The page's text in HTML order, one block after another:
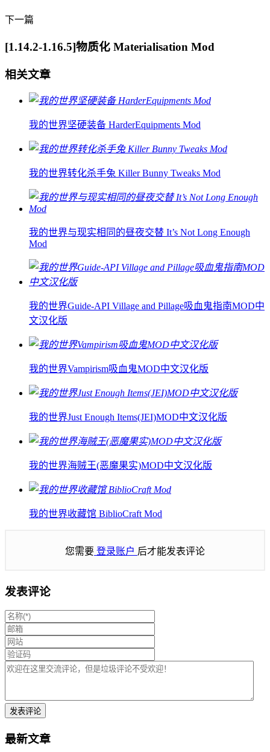
下一篇
[1.14.2-1.16.5]物质化 Materialisation Mod
相关文章
我的世界坚硬装备 HarderEquipments Mod
我的世界转化杀手兔 Killer Bunny Tweaks Mod
我的世界与现实相同的昼夜交替 It’s Not Long Enough
Mod
我的世界Guide-API Village and Pillage吸血鬼指南MOD中
文汉化版
我的世界Vampirism吸血鬼MOD中文汉化版
我的世界Just Enough Items(JEI)MOD中文汉化版
我的世界海贼王(恶魔果实)MOD中文汉化版
我的世界收藏馆 BiblioCraft Mod
您需要 登录账户 后才能发表评论
发表评论
最新文章